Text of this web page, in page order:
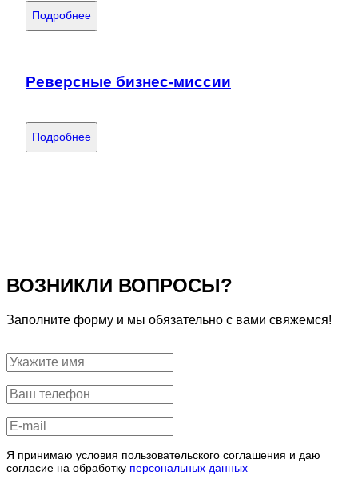
Подробнее
Реверсные бизнес-миссии
Подробнее
ВОЗНИКЛИ ВОПРОСЫ?
Заполните форму и мы обязательно с вами свяжемся!
Я принимаю условия пользовательского соглашения и даю
согласие на обработку персональных данных